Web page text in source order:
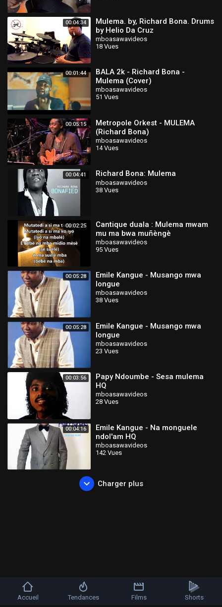
00:04:34
Mulema. by, Richard Bona. Drums
by Helio Da Cruz
mboasawavideos
18 Vues
00:01:44
BALA 2k - Richard Bona -
Mulema (Cover)
mboasawavideos
51 Vues
00:05:15
Metropole Orkest - MULEMA
(Richard Bona)
mboasawavideos
14 Vues
00:04:41 Richard Bona: Mulema
mboasawavideos
38 Vues
00:02:25
Cantique duala : Mulema mwam
mu ma bwa muñèngè
mboasawavideos
95 Vues
00:05:28
Emile Kangue - Musango mwa
longue
mboasawavideos
38 Vues
00:05:28
Emile Kangue - Musango mwa
longue
mboasawavideos
23 Vues
00:03:56
Papy Ndoumbe - Sesa mulema
HQ
mboasawavideos
28 Vues
00:04:16
Emile Kangue - Na monguele
ndol'am HQ
mboasawavideos
142 Vues
Charger plus
Copyright © 2026 MBOA videos. Tous les droits sont réservés.
Accueil Tendances Films Shorts